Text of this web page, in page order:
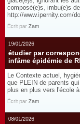
composé(e)s, imbu(e)s
http://www.ipernity.com/
Écrit par Zam
19/01/2026
étudier par
infâme épidémie de
Le Contexte actuel,
que PLEIN de parents
plus en plus vers l'école
Écrit par Zam
08/01/2026